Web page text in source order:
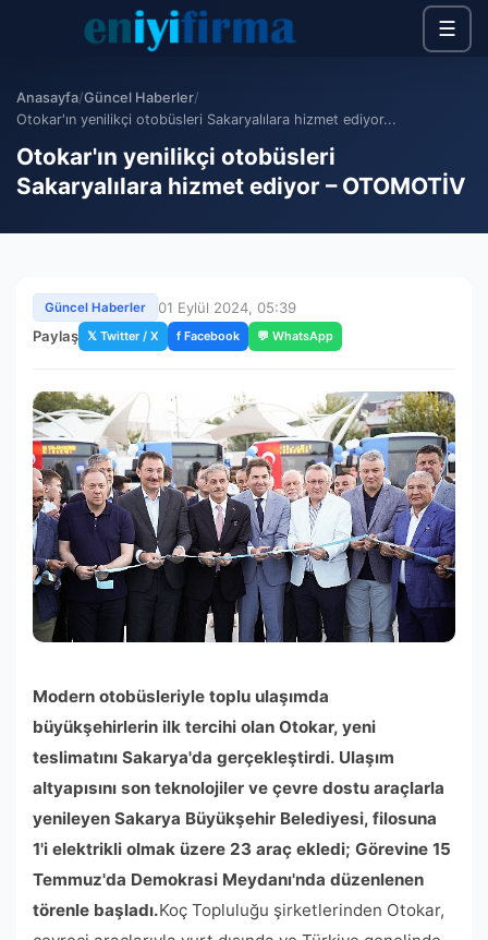
☰
Anasayfa/Güncel Haberler/
Otokar'ın yenilikçi otobüsleri Sakaryalılara hizmet ediyor...
Otokar'ın yenilikçi otobüsleri
Sakaryalılara hizmet ediyor – OTOMOTİV
Güncel Haberler
01 Eylül 2024, 05:39
Paylaş 𝕏 Twitter / X f Facebook 💬 WhatsApp
Modern otobüsleriyle toplu ulaşımda
büyükşehirlerin ilk tercihi olan Otokar, yeni
teslimatını Sakarya'da gerçekleştirdi. Ulaşım
altyapısını son teknolojiler ve çevre dostu araçlarla
yenileyen Sakarya Büyükşehir Belediyesi, filosuna
1'i elektrikli olmak üzere 23 araç ekledi; Görevine 15
Temmuz'da Demokrasi Meydanı'nda düzenlenen
törenle başladı.Koç Topluluğu şirketlerinden Otokar,